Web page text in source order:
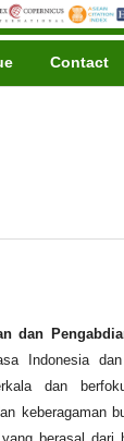
Contact
dan
Indonesia
dan
keberagaman